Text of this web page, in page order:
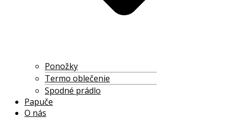
Ponožky
Termo oblečenie
Spodné prádlo
Papuče
O nás